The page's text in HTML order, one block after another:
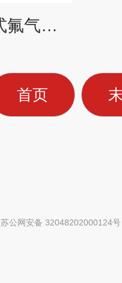
TN4+便携型泵吸式氟气检测仪
首页
苏公网安备 32048202000124号